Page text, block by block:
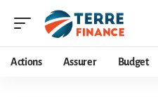
Actions Assurer Budget